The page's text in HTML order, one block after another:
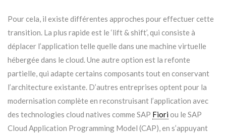
Pour cela, il existe différentes approches pour effectuer cette
transition. La plus rapide est le ‘lift & shift’, qui consiste à
déplacer l’application telle quelle dans une machine virtuelle
hébergée dans le cloud. Une autre option est la refonte
partielle, qui adapte certains composants tout en conservant
l’architecture existante. D’autres entreprises optent pour la
modernisation complète en reconstruisant l’application avec
des technologies cloud natives comme SAP Fioriou le SAP
Cloud Application Programming Model (CAP), en s’appuyant